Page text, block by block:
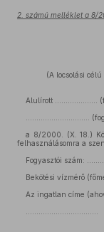
2. számú melléklet a 8/
(A locsolási
Alulírott ....................
..............................
a 8/2000. (X. 18.)
felhasználásomra a
Fogyasztói szám:
Bekötési vízmérő
Az ingatlan címe